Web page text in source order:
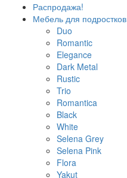
Распродажа!
Мебель для подростков
Duo
Romantic
Elegance
Dark Metal
Rustic
Trio
Romantica
Black
White
Selena Grey
Selena Pink
Flora
Yakut